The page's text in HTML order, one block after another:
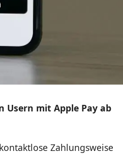
Usern mit Apple Pay ab
Zahlungsweise